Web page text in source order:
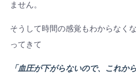
ません。
そうして時間の感覚もわからなく
ってきて
「血圧が下がらないので、これか